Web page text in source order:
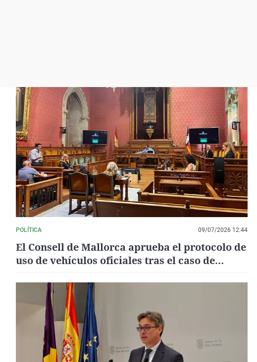
POLÍTICA 09/07/2026 12:44
El Consell de Mallorca aprueba el protocolo de
uso de vehículos oficiales tras el caso de